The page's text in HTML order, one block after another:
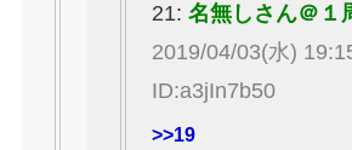
21:名無しさん＠１
2019/04/03(水)
ID:a3jIn7b50
>>19